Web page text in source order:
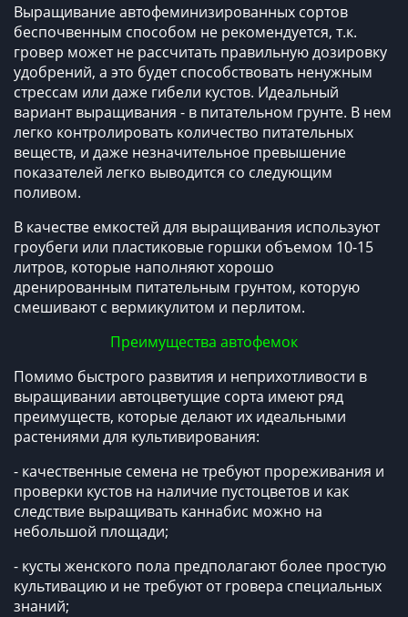
Выращивание автофеминизированных сортов
беспочвенным способом не рекомендуется, т.к.
гровер может не рассчитать правильную дозировку
удобрений, а это будет способствовать ненужным
стрессам или даже гибели кустов. Идеальный
вариант выращивания - в питательном грунте. В нем
легко контролировать количество питательных
веществ, и даже незначительное превышение
показателей легко выводится со следующим
поливом.
В качестве емкостей для выращивания используют
гроубеги или пластиковые горшки объемом 10-15
литров, которые наполняют хорошо
дренированным питательным грунтом, которую
смешивают с вермикулитом и перлитом.
Преимущества автофемок
Помимо быстрого развития и неприхотливости в
выращивании автоцветущие сорта имеют ряд
преимуществ, которые делают их идеальными
растениями для культивирования:
- качественные семена не требуют прореживания и
проверки кустов на наличие пустоцветов и как
следствие выращивать каннабис можно на
небольшой площади;
- кусты женского пола предполагают более простую
культивацию и не требуют от гровера специальных
знаний;